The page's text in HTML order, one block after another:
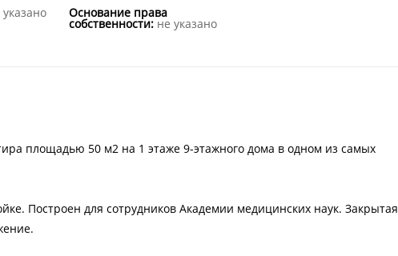
указано Основание права
собственности: не указано
площадью 50 м2 на 1 этаже 9-этажного дома в одном из самых
Построен для сотрудников Академии медицинских наук. Закрытая